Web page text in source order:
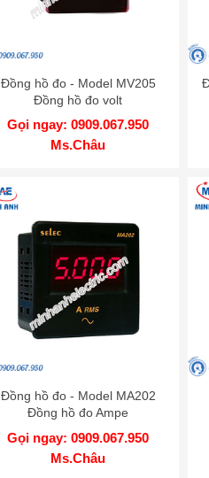
Đồng hồ đo - Model MV205
Đồng hồ đo volt
Gọi ngay: 0909.067.950
Ms.Châu
Đồng hồ đo - Model MA202
Đồng hồ đo Ampe
Gọi ngay: 0909.067.950
Ms.Châu